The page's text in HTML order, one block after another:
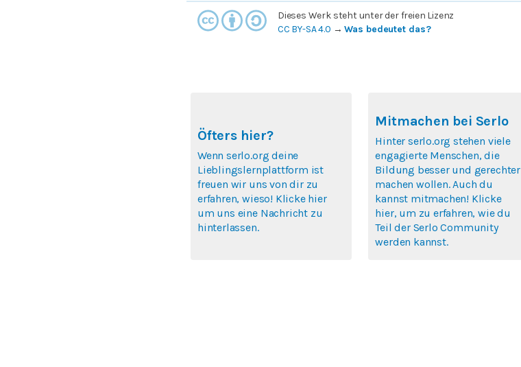
Dieses Werk steht unter der freien Lizenz
CC BY-SA 4.0 →Was bedeutet das?
Öfters hier?
Wenn serlo.org deine
Lieblingslernplattform ist
freuen wir uns von dir zu
erfahren, wieso! Klicke hier
um uns eine Nachricht zu
hinterlassen.
Mitmachen bei Serlo
Hinter serlo.org stehen viele
engagierte Menschen, die
Bildung besser und gerechter
machen wollen. Auch du
kannst mitmachen! Klicke
hier, um zu erfahren, wie du
Teil der Serlo Community
werden kannst.